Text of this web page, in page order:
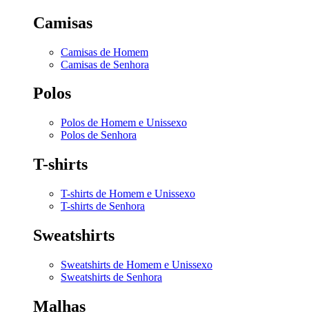
Camisas
Camisas de Homem
Camisas de Senhora
Polos
Polos de Homem e Unissexo
Polos de Senhora
T-shirts
T-shirts de Homem e Unissexo
T-shirts de Senhora
Sweatshirts
Sweatshirts de Homem e Unissexo
Sweatshirts de Senhora
Malhas